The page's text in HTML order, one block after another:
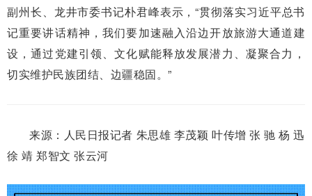
副州长、龙井市委书记朴君峰表示，“贯彻落实习近平总书
记重要讲话精神，我们要加速融入沿边开放旅游大通道建
设，通过党建引领、文化赋能释放发展潜力、凝聚合力，
切实维护民族团结、边疆稳固。”
来源：人民日报记者 朱思雄 李茂颖 叶传增 张 驰 杨 迅
徐 靖 郑智文 张云河